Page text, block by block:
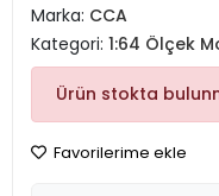
Marka: CCA
Kategori: 1:64 Ölçek
Ürün stokta
Favorilerime ekle